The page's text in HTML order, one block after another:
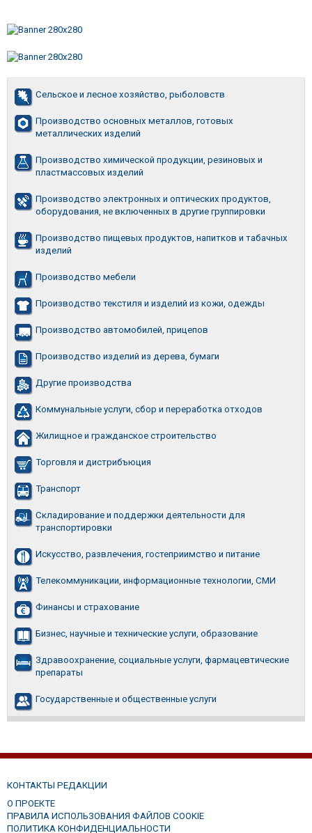
Сельское и лесное хозяйство, рыболовств
Производство основных металлов, готовых
металлических изделий
Производство химической продукции, резиновых и
пластмассовых изделий
Производство электронных и оптических продуктов,
оборудования, не включенных в другие группировки
Производство пищевых продуктов, напитков и табачных
изделий
Производство мебели
Производство текстиля и изделий из кожи, одежды
Производство автомобилей, прицепов
Производство изделий из дерева, бумаги
Другие производства
Коммунальные услуги, сбор и переработка отходов
Жилищное и гражданское строительство
Торговля и дистрибъюция
Транспорт
Складирование и поддержки деятельности для
транспортировки
Искусство, развлечения, гостеприимство и питание
Телекоммуникации, информационные технологии, СМИ
Финансы и страхование
Бизнес, научные и технические услуги, образование
Здравоохранение, социальные услуги, фармацевтические
препараты
Государственные и общественные услуги
КОНТАКТЫ РЕДАКЦИИ
О ПРОЕКТЕ
ПРАВИЛА ИСПОЛЬЗОВАНИЯ ФАЙЛОВ COOKIE
ПОЛИТИКА КОНФИДЕНЦИАЛЬНОСТИ